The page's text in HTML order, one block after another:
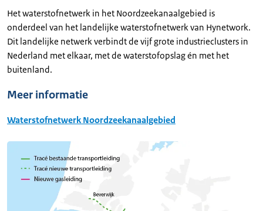
Het waterstofnetwerk in het Noordzeekanaalgebied is
onderdeel van het landelijke waterstofnetwerk van Hynetwork.
Dit landelijke netwerk verbindt de vijf grote industrieclusters in
Nederland met elkaar, met de waterstofopslag én met het
buitenland.
Meer informatie
Waterstofnetwerk Noordzeekanaalgebied